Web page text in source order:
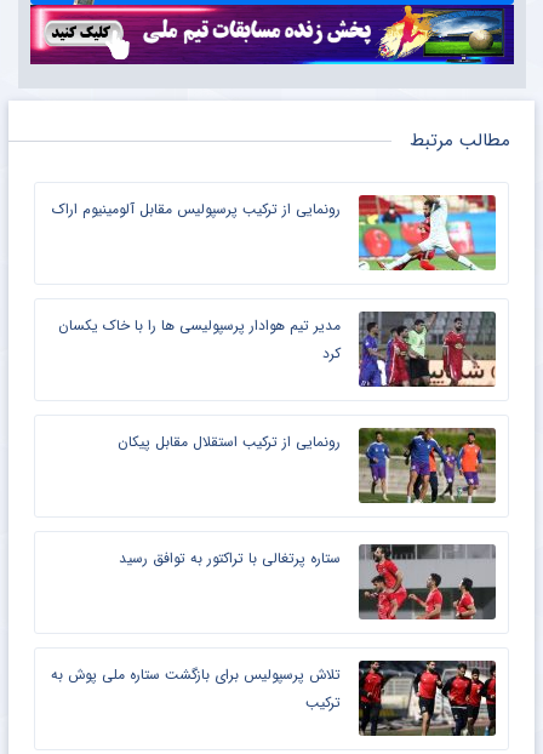
مطالب مرتبط
رونمایی از ترکیب پرسپولیس‌ مقابل آلومینیوم اراک
مدیر تیم هوادار پرسپولیسی ها را با خاک یکسان
کرد
رونمایی از ترکیب استقلال مقابل پیکان
ستاره پرتغالی با تراکتور به توافق رسید
تلاش پرسپولیس برای بازگشت ستاره ملی پوش به
ترکیب